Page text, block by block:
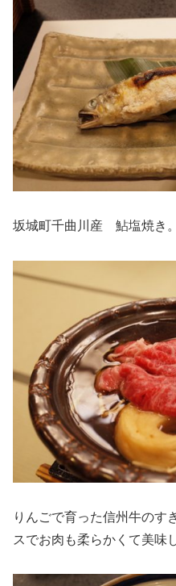
坂城町千曲川産 鮎塩焼き
りんごで育った信州牛のす
スでお肉も柔らかくて美味